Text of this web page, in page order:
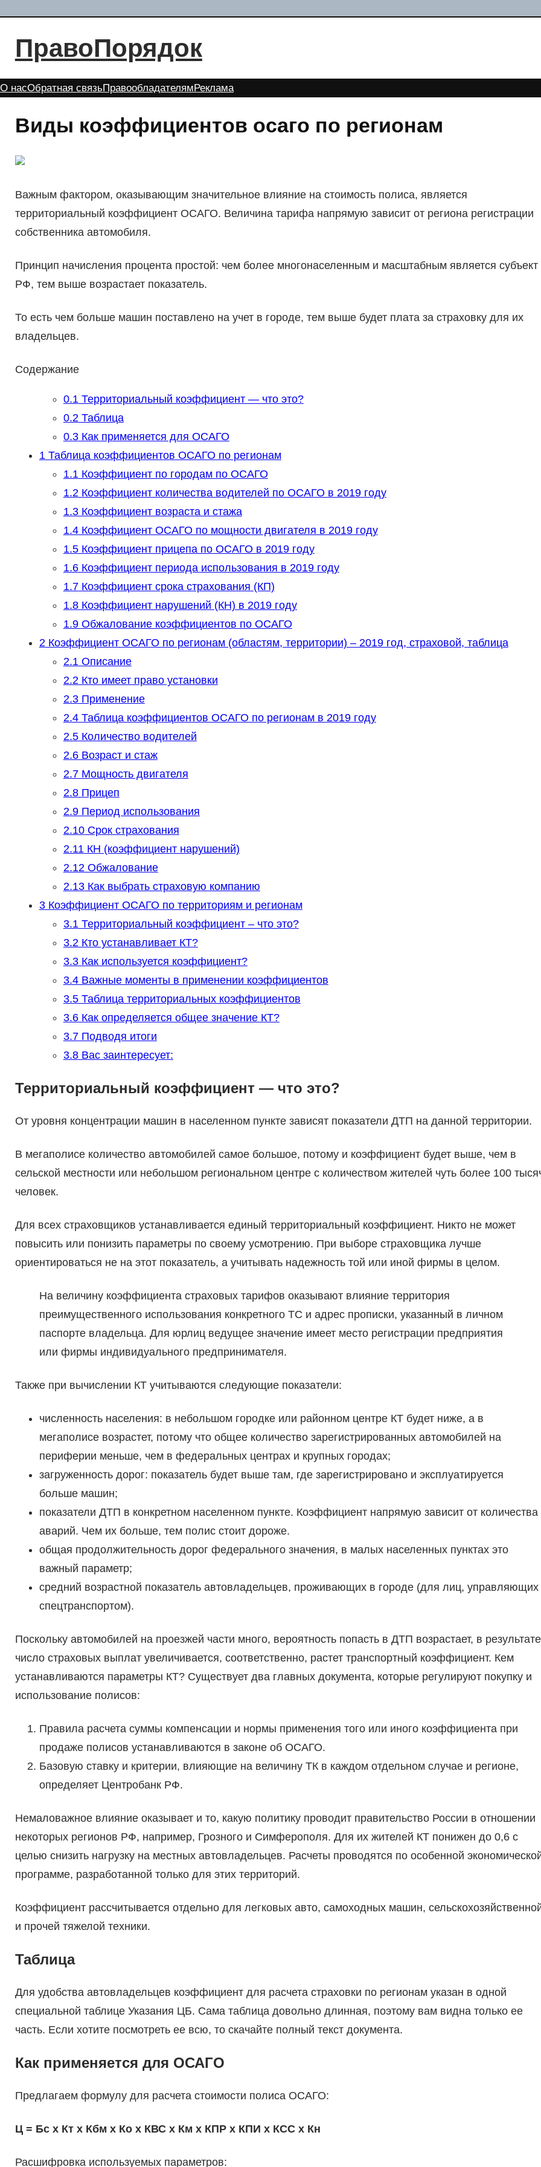
содержимому
ПравоПорядок
О насОбратная связьПравообладателям Реклама
Виды коэффициентов осаго по регионам
Важным фактором, оказывающим значительное влияние на стоимость полиса, является
территориальный коэффициент ОСАГО. Величина тарифа напрямую зависит от региона регистрации
собственника автомобиля.
Принцип начисления процента простой: чем более многонаселенным и масштабным является субъект
РФ, тем выше возрастает показатель.
То есть чем больше машин поставлено на учет в городе, тем выше будет плата за страховку для их
владельцев.
Содержание
0.1Территориальный коэффициент — что это?
0.2Таблица
0.3Как применяется для ОСАГО
1Таблица коэффициентов ОСАГО по регионам
1.1Коэффициент по городам по ОСАГО
1.2Коэффициент количества водителей по ОСАГО в 2019 году
1.3Коэффициент возраста и стажа
1.4Коэффициент ОСАГО по мощности двигателя в 2019 году
1.5Коэффициент прицепа по ОСАГО в 2019 году
1.6Коэффициент периода использования в 2019 году
1.7Коэффициент срока страхования (КП)
1.8Коэффициент нарушений (КН) в 2019 году
1.9Обжалование коэффициентов по ОСАГО
2Коэффициент ОСАГО по регионам (областям, территории) – 2019 год, страховой, таблица
2.1Описание
2.2Кто имеет право установки
2.3Применение
2.4Таблица коэффициентов ОСАГО по регионам в 2019 году
2.5Количество водителей
2.6Возраст и стаж
2.7Мощность двигателя
2.8Прицеп
2.9Период использования
2.10Срок страхования
2.11КН (коэффициент нарушений)
2.12Обжалование
2.13Как выбрать страховую компанию
3Коэффициент ОСАГО по территориям и регионам
3.1Территориальный коэффициент – что это?
3.2Кто устанавливает КТ?
3.3Как используется коэффициент?
3.4Важные моменты в применении коэффициентов
3.5Таблица территориальных коэффициентов
3.6Как определяется общее значение КТ?
3.7Подводя итоги
3.8Вас заинтересует:
Территориальный коэффициент — что это?
От уровня концентрации машин в населенном пункте зависят показатели ДТП на данной территории.
В мегаполисе количество автомобилей самое большое, потому и коэффициент будет выше, чем в
сельской местности или небольшом региональном центре с количеством жителей чуть более 100
человек.
Для всех страховщиков устанавливается единый территориальный коэффициент. Никто не может
повысить или понизить параметры по своему усмотрению. При выборе страховщика лучше
ориентироваться не на этот показатель, а учитывать надежность той или иной фирмы в целом.
На величину коэффициента страховых тарифов оказывают влияние территория
преимущественного использования конкретного ТС и адрес прописки, указанный в личном
паспорте владельца. Для юрлиц ведущее значение имеет место регистрации предприятия
или фирмы индивидуального предпринимателя.
Также при вычислении КТ учитываются следующие показатели:
численность населения: в небольшом городке или районном центре КТ будет ниже, а в
мегаполисе возрастет, потому что общее количество зарегистрированных автомобилей на
периферии меньше, чем в федеральных центрах и крупных городах;
загруженность дорог: показатель будет выше там, где зарегистрировано и эксплуатируется
больше машин;
показатели ДТП в конкретном населенном пункте. Коэффициент напрямую зависит от количества
аварий. Чем их больше, тем полис стоит дороже.
общая продолжительность дорог федерального значения, в малых населенных пунктах это
важный параметр;
средний возрастной показатель автовладельцев, проживающих в городе (для лиц, управляющих
спецтранспортом).
Поскольку автомобилей на проезжей части много, вероятность попасть в ДТП возрастает, в результате
число страховых выплат увеличивается, соответственно, растет транспортный коэффициент. Кем
устанавливаются параметры КТ? Существует два главных документа, которые регулируют покупку и
использование полисов:
Правила расчета суммы компенсации и нормы применения того или иного коэффициента при
продаже полисов устанавливаются в законе об ОСАГО.
Базовую ставку и критерии, влияющие на величину ТК в каждом отдельном случае и регионе,
определяет Центробанк РФ.
Немаловажное влияние оказывает и то, какую политику проводит правительство России в отношении
некоторых регионов РФ, например, Грозного и Симферополя. Для их жителей КТ понижен до 0,6 с
целью снизить нагрузку на местных автовладельцев. Расчеты проводятся по особенной
программе, разработанной только для этих территорий.
Коэффициент рассчитывается отдельно для легковых авто, самоходных машин,
и прочей тяжелой техники.
Таблица
Для удобства автовладельцев коэффициент для расчета страховки по регионам указан в одной
специальной таблице Указания ЦБ. Сама таблица довольно длинная, поэтому вам видна только ее
часть. Если хотите посмотреть ее всю, то скачайте полный текст документа.
Как применяется для ОСАГО
Предлагаем формулу для расчета стоимости полиса ОСАГО:
Ц = Бс х Кт х Кбм х Ко х КВС х Км х КПР х КПИ х КСС х Кн
Расшифровка используемых параметров: